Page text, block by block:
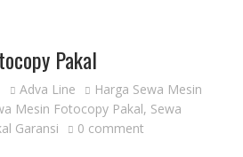
Pakal
Adva Line
Harga Sewa Mesin
Mesin Fotocopy Pakal, Sewa
Garansi
0 comment